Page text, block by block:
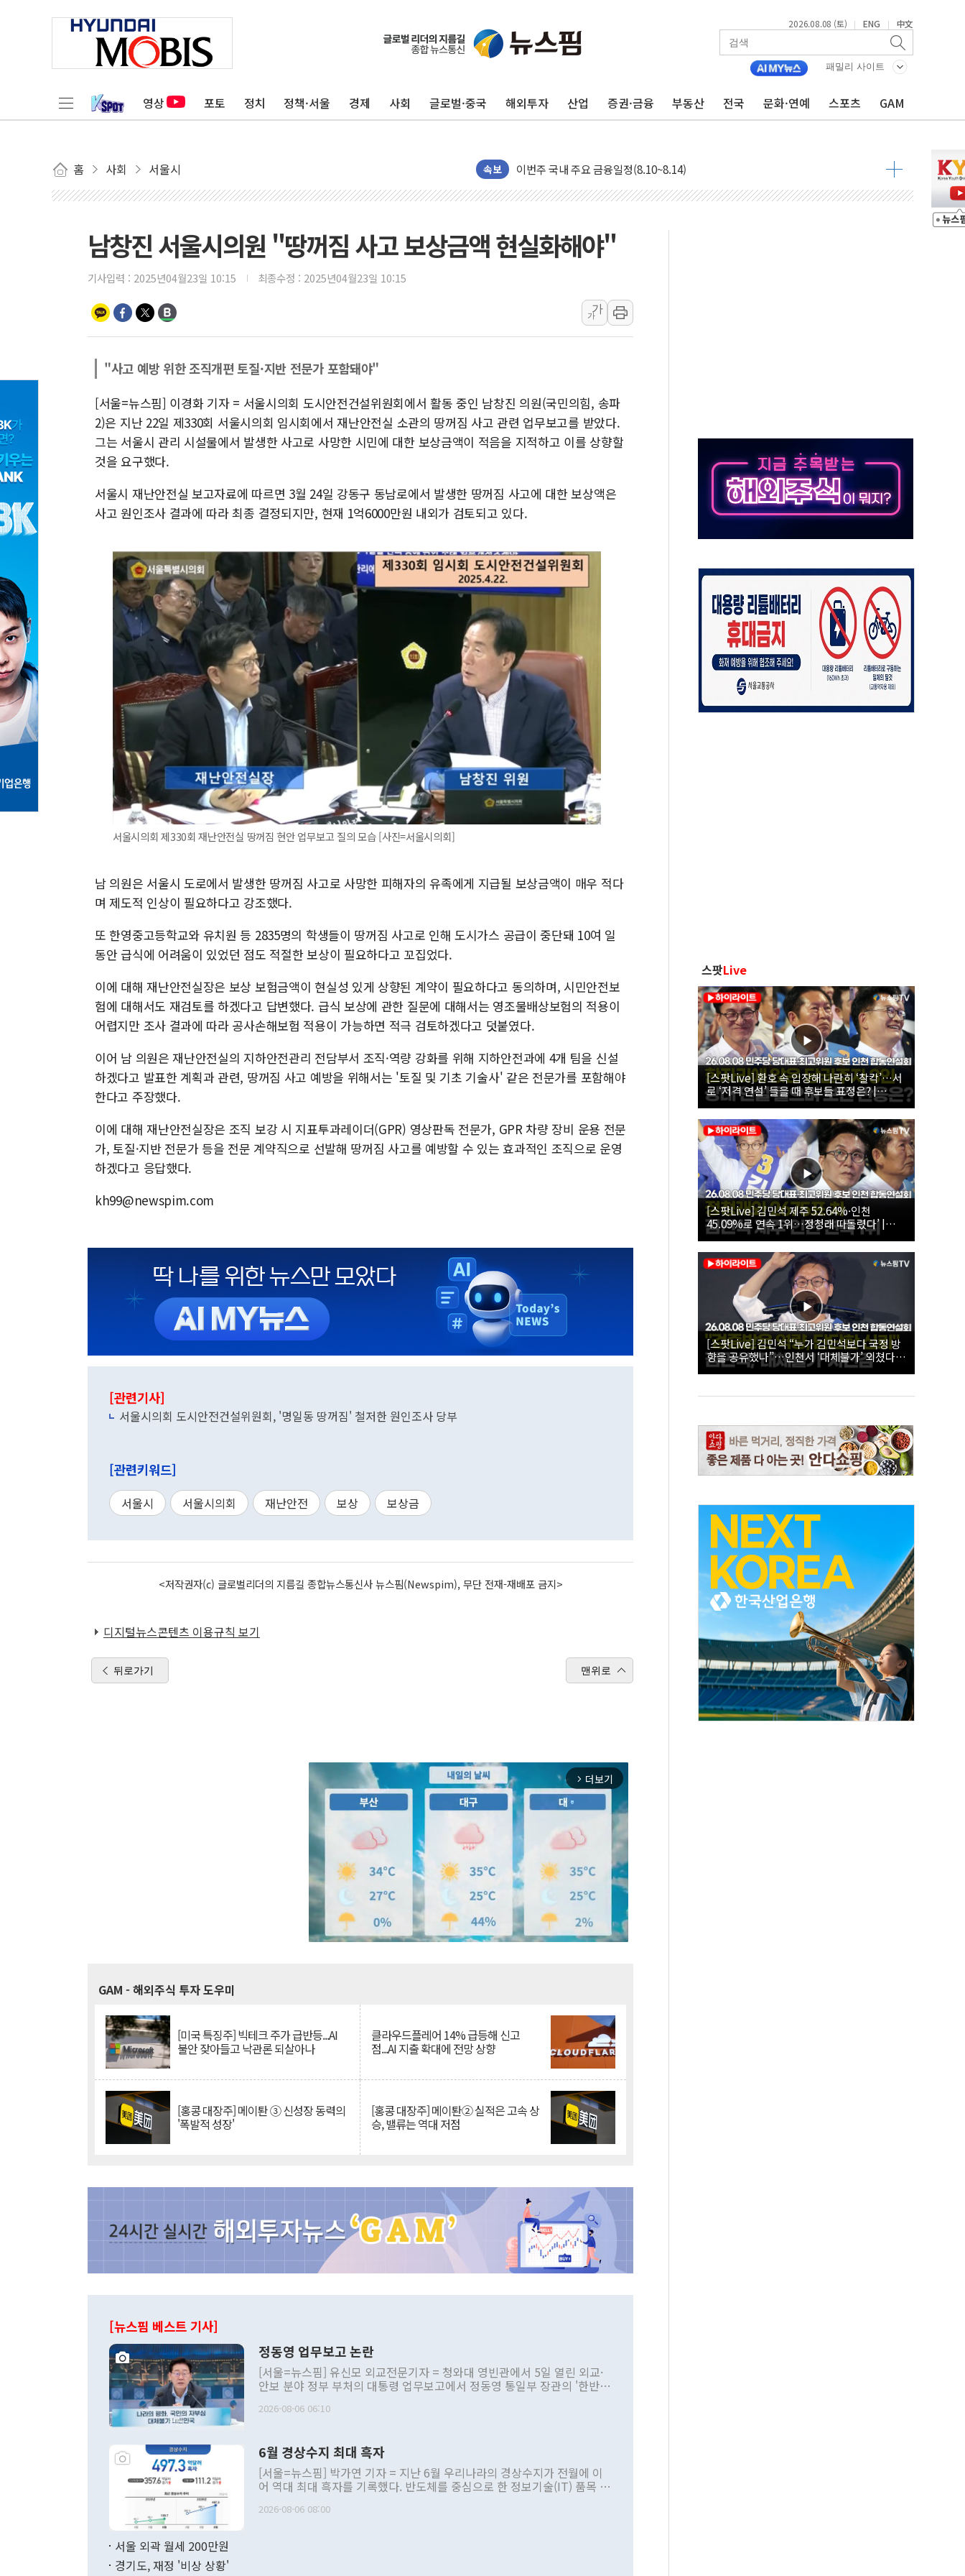
2026.08.08 (토) | ENG | 中文
패밀리 사이트
영상 포토 정치 정책·서울 경제 사회 글로벌·중국 해외투자 산업 증권·금융 부동산 전국 문화·연예 스포츠 GAM
홈 사회 서울시 속보
포항시 재난예산 40억 긴급 투입…고수온 양식장 복구·지원 '총력'
울진·영덕 '호우특보'-포항 '산사태 주의보'...경북도, 호우 피해·통제구간 없어
인천 합동연설회 나선 송영길·정청래·김민석 당대표 후보
김민석, 2주차 제주·인천 경선서 정청래에 승리...47.75% vs 42.08%
[속보] 민주, 제주·인천 경선 결과 발표...김민석 47.75% 정청래 42.08%
[속보] 민주, 인천 경선 결과 발표...김민석 45.09% 정청래 43.27% 송영길 11.63%
[속보] 민주, 제주 경선 결과 발표...김민석 52.64% 정청래 39.89% 송영길 7.47%
강릉·동해·삼척 시간당 최대 50㎜ 폭우…강원 동해안 강한 비 이어져
폐기물 수거하다 참변…60대 환경미화원 수거차에 치여 사망
서울 중랑구 주택가서 흉기 난동…60대 남성 2명 숨져
李대통령 "결혼 때문에 손해 보는 일 없게"…'결혼 페널티' 22개 과제 손본다
여수 오동도 인근 해상서 모터보트 전복…1명 사망·1명 실종
추미애, '위안부' 피해자 기림의 날 참석..."국제적 시민 연대로 목소리 내야"
인천 선재도 갯벌서 해루질 중 실종 60대 나흘만에 숨진 채 발견
인천서 말다툼 중 어머니 흉기 살해 10대 아들 체포
'화합' 꺼낸 김민석에 '뻔뻔' 받아친 정청래…제주 연설서 신경전 고조
남창진 서울시의원 "땅꺼짐 사고 보상금액 현실화해야"
기사입력 : 2025년04월23일 10:15 최종수정 : 2025년04월23일 10:15
가
가
"사고 예방 위한 조직개편 토질·지반 전문가 포함돼야"
[서울=뉴스핌] 이경화 기자 = 서울시의회 도시안전건설위원회에서 활동 중인 남창진 의원(국민의힘, 송파
2)은 지난 22일 제330회 서울시의회 임시회에서 재난안전실 소관의 땅꺼짐 사고 관련 업무보고를 받았다.
그는 서울시 관리 시설물에서 발생한 사고로 사망한 시민에 대한 보상금액이 적음을 지적하고 이를 상향할
것을 요구했다.
서울시 재난안전실 보고자료에 따르면 3월 24일 강동구 동남로에서 발생한 땅꺼짐 사고에 대한 보상액은
사고 원인조사 결과에 따라 최종 결정되지만, 현재 1억6000만원 내외가 검토되고 있다.
서울시의회 제330회 재난안전실 땅꺼짐 현안 업무보고 질의 모습 [사진=서울시의회]
남 의원은 서울시 도로에서 발생한 땅꺼짐 사고로 사망한 피해자의 유족에게 지급될 보상금액이 매우 적다
며 제도적 인상이 필요하다고 강조했다.
또 한영중고등학교와 유치원 등 2835명의 학생들이 땅꺼짐 사고로 인해 도시가스 공급이 중단돼 10여 일
동안 급식에 어려움이 있었던 점도 적절한 보상이 필요하다고 꼬집었다.
이에 대해 재난안전실장은 보상 보험금액이 현실성 있게 상향된 계약이 필요하다고 동의하며, 시민안전보
험에 대해서도 재검토를 하겠다고 답변했다. 급식 보상에 관한 질문에 대해서는 영조물배상보험의 적용이
어렵지만 조사 결과에 따라 공사손해보험 적용이 가능하면 적극 검토하겠다고 덧붙였다.
이어 남 의원은 재난안전실의 지하안전관리 전담부서 조직·역량 강화를 위해 지하안전과에 4개 팀을 신설
하겠다고 발표한 계획과 관련, 땅꺼짐 사고 예방을 위해서는 '토질 및 기초 기술사' 같은 전문가를 포함해야
한다고 주장했다.
이에 대해 재난안전실장은 조직 보강 시 지표투과레이더(GPR) 영상판독 전문가, GPR 차량 장비 운용 전문
가, 토질·지반 전문가 등을 전문 계약직으로 선발해 땅꺼짐 사고를 예방할 수 있는 효과적인 조직으로 운영
하겠다고 응답했다.
kh99@newspim.com
[관련기사]
서울시의회 도시안전건설위원회, '명일동 땅꺼짐' 철저한 원인조사 당부
[관련키워드]
서울시 서울시의회 재난안전 보상 보상금
<저작권자(c) 글로벌리더의 지름길 종합뉴스통신사 뉴스핌(Newspim), 무단 전재-재배포 금지>
디지털뉴스콘텐츠 이용규칙 보기
뒤로가기 맨위로
arrow_forward_ios 더보기
GAM - 해외주식 투자 도우미
[미국 특징주] 빅테크 주가 급반등...AI
불안 잦아들고 낙관론 되살아나
클라우드플레어 14% 급등해 신고
점...AI 지출 확대에 전망 상향
[홍콩 대장주] 메이퇀 ③ 신성장 동력의
'폭발적 성장'
[홍콩 대장주] 메이퇀② 실적은 고속 상
승, 밸류는 역대 저점
[뉴스핌 베스트 기사]
정동영 업무보고 논란
[서울=뉴스핌] 유신모 외교전문기자 = 청와대 영빈관에서 5일 열린 외교·
안보 분야 정부 부처의 대통령 업무보고에서 정동영 통일부 장관의 '한반도
발언 중에는 정부 내 조율을 거치지 않은 사안을 정책으로 추진하겠다고 공
주의적 희망에 근거한 비현실적 구상'이라는 비판을 내놨다. 그동안 정 장
관의 대북 정책 관련 발언이 물의를 빚은 적은 여러 번 있지만 대통령과 유
관 부처 장관이 공개적으로 부정적 입장을 표명한 것은 이례적이다. 정 장
관의 무리한 대북 접근법과 월권을 제어해야 한다는 목소리도 높아지고 있
다. [정동영 통일부 장관이 지난달 23일 오후 서울 종로구 정부서울청사에
2026-08-06 06:10
6월 경상수지 최대 흑자
[서울=뉴스핌] 박가연 기자 = 지난 6월 우리나라의 경상수지가 전월에 이
어 역대 최대 흑자를 기록했다. 반도체를 중심으로 한 정보기술(IT) 품목 수
료=한국은행] 한국은행이 6일 발표한 '2026년 6월 국제수지(잠정)'에 따르
2026-08-06 08:00
서울 외곽 월세 200만원
경기도, 재정 '비상 상황'
스팟Live
[스팟Live] 환호 속 입장해 나란히 ‘찰칵’…서
로 ‘저격 연설’ 들을 때 후보들 표정은? |
26.08.08 더불어민주당 당대표·최고위원 후
보 인천 합동연설회
[스팟Live] 김민석 제주 52.64%·인천
45.09%로 연속 1위…정청래 따돌렸다’ |
26.08.08 더불어민주당 당대표·최고위원 후
보 인천 합동연설회
[스팟Live] 김민석 “누가 김민석보다 국정 방
향을 공유했나”…인천서 ‘대체불가’ 외쳤다 |
26.08.08 더불어민주당 당대표·최고위원 후